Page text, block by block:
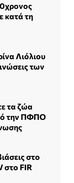
κατά τη
Λιόλιου
των
τα ζώα
την ΠΦΠΟ
στο
στο FIR